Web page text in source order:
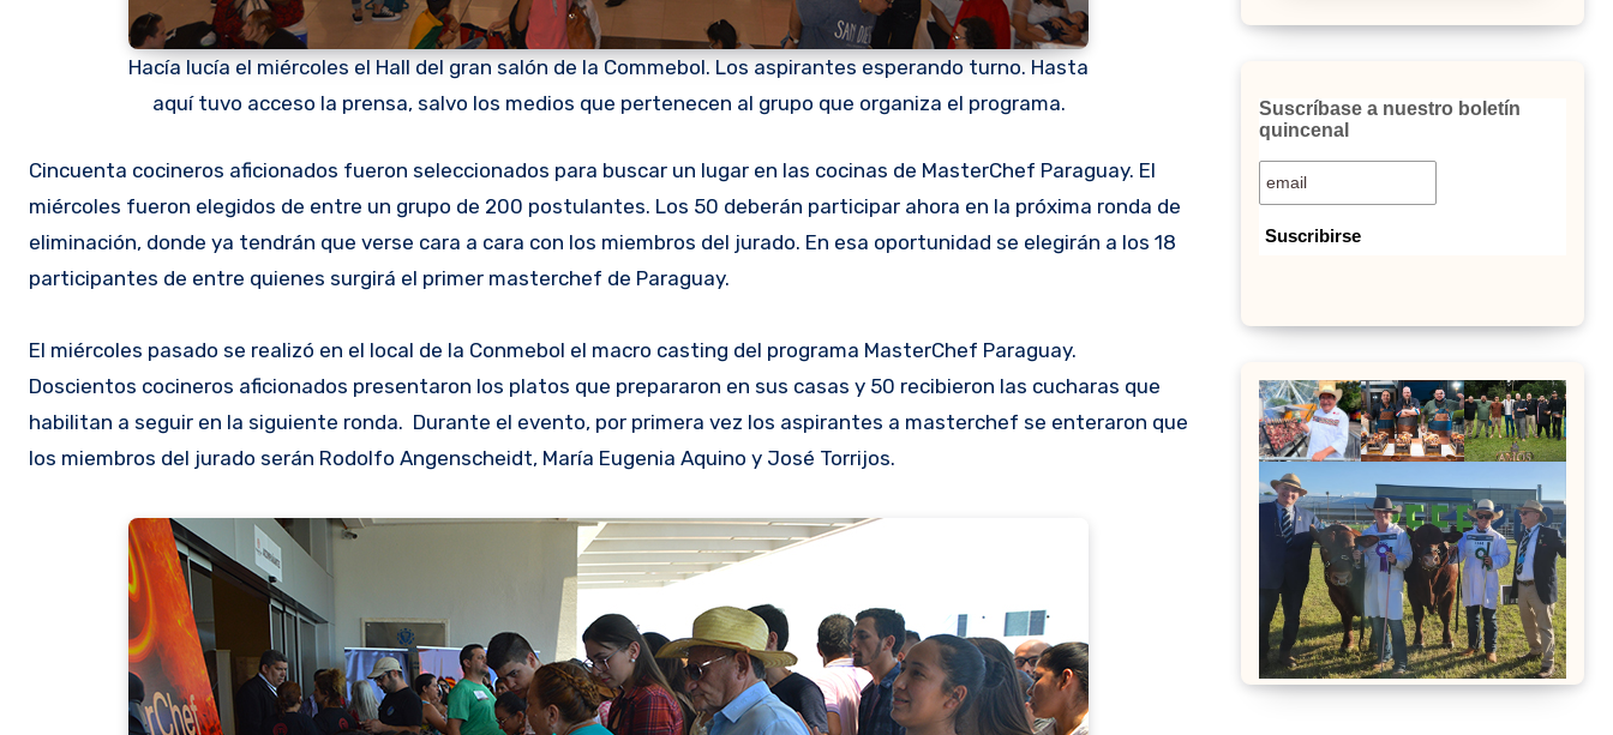
Hacía lucía el miércoles el Hall del gran salón de la Commebol. Los aspirantes esperando turno. Hasta
aquí tuvo acceso la prensa, salvo los medios que pertenecen al grupo que organiza el programa.
Cincuenta cocineros aficionados fueron seleccionados para buscar un lugar en las cocinas de MasterChef Paraguay. El
miércoles fueron elegidos de entre un grupo de 200 postulantes. Los 50 deberán participar ahora en la próxima ronda de
eliminación, donde ya tendrán que verse cara a cara con los miembros del jurado. En esa oportunidad se elegirán a los 18
participantes de entre quienes surgirá el primer masterchef de Paraguay.
El miércoles pasado se realizó en el local de la Conmebol el macro casting del programa MasterChef Paraguay.
Doscientos cocineros aficionados presentaron los platos que prepararon en sus casas y 50 recibieron las cucharas que
habilitan a seguir en la siguiente ronda. Durante el evento, por primera vez los aspirantes a masterchef se enteraron que
los miembros del jurado serán Rodolfo Angenscheidt, María Eugenia Aquino y José Torrijos.
Suscríbase a nuestro boletín
quincenal